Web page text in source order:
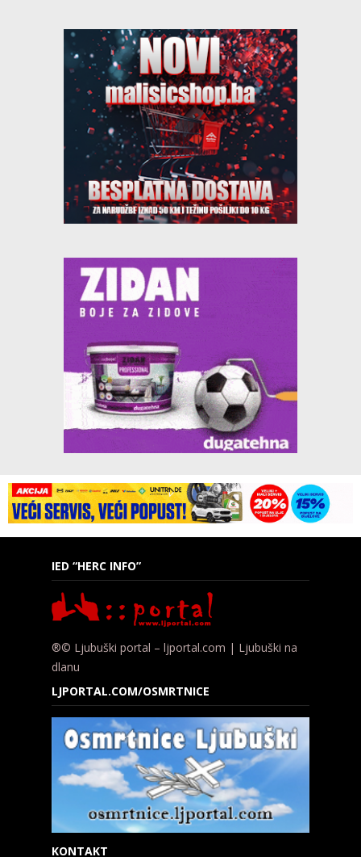
IED “HERC INFO”
®© Ljubuški portal – ljportal.com | Ljubuški na
dlanu
LJPORTAL.COM/OSMRTNICE
KONTAKT